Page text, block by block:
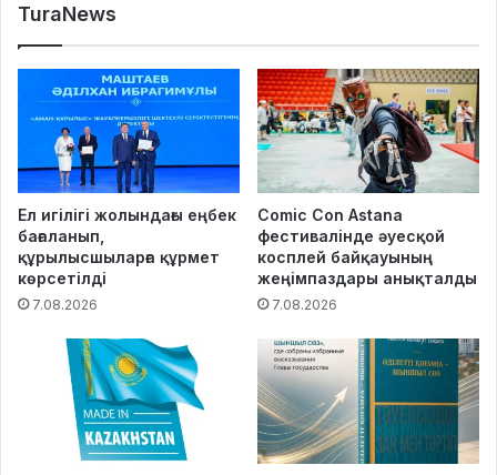
TuraNews
Ел игілігі жолындағы еңбек
бағаланып,
құрылысшыларға құрмет
көрсетілді
7.08.2026
Comic Con Astana
фестивалінде әуесқой
косплей байқауының
жеңімпаздары анықталды
7.08.2026